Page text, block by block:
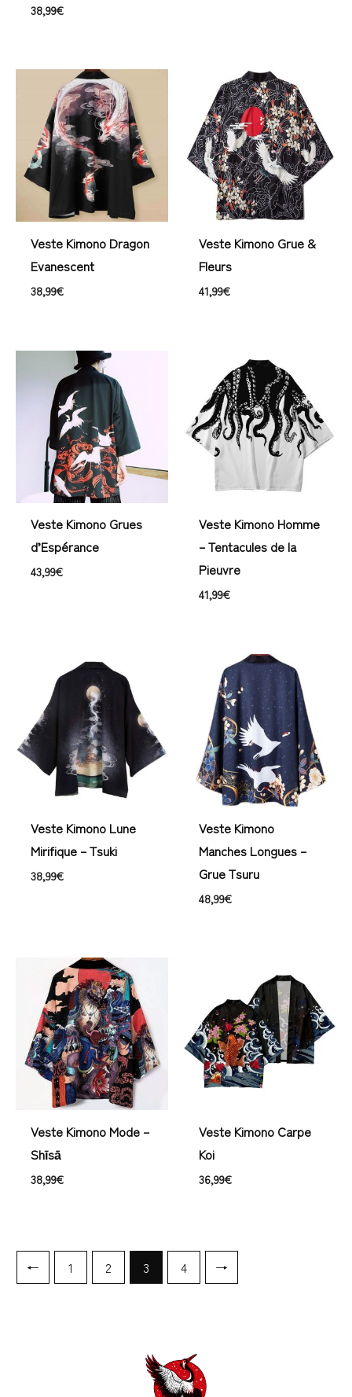
38,99€
Veste Kimono Dragon
Evanescent
38,99€
Veste Kimono Grue &
Fleurs
41,99€
Veste Kimono Grues
d’Espérance
43,99€
Veste Kimono Homme
– Tentacules de la
Pieuvre
41,99€
Veste Kimono Lune
Mirifique – Tsuki
38,99€
Veste Kimono
Manches Longues –
Grue Tsuru
48,99€
Veste Kimono Mode –
Shīsā
38,99€
Veste Kimono Carpe
Koi
36,99€
← 1 2 3 4 →